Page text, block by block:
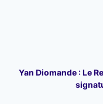
Yan Diomande : Le